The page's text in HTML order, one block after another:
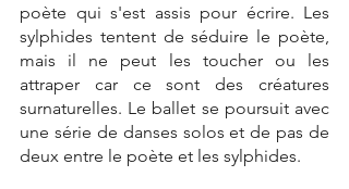
poète qui s'est assis pour écrire. Les
sylphides tentent de séduire le poète,
mais il ne peut les toucher ou les
attraper car ce sont des créatures
surnaturelles. Le ballet se poursuit avec
une série de danses solos et de pas de
deux entre le poète et les sylphides.